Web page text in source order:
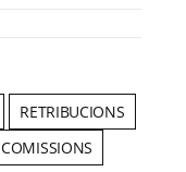
RETRIBUCIONS
COMISSIONS